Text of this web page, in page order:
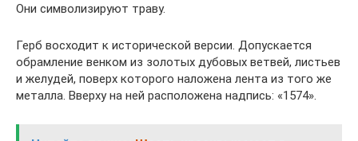
Они символизируют траву.
Герб восходит к исторической версии. Допускается
обрамление венком из золотых дубовых ветвей, листьев
и желудей, поверх которого наложена лента из того же
металла. Вверху на ней расположена надпись: «1574».